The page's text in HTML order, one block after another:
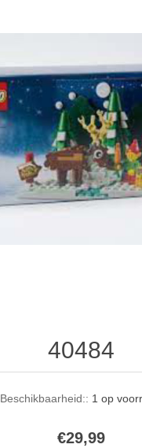
40484
Beschikbaarheid:: 1 op
€29,99